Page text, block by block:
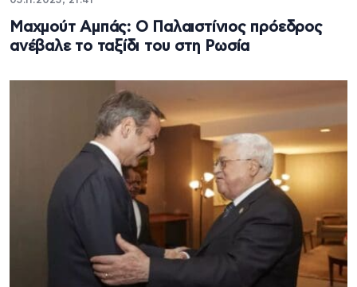
Μαχμούτ Αμπάς: Ο Παλαιστίνιος πρόεδρος
ανέβαλε το ταξίδι του στη Ρωσία